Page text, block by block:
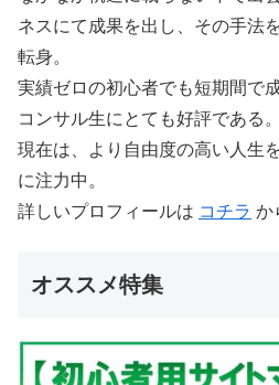
ネスにて成果を出し、その手法
転身。
実績ゼロの初心者でも短期間で
コンサル生にとても好評である。
現在は、より自由度の高い人生
に注力中。
詳しいプロフィールは コチラ か
オススメ特集